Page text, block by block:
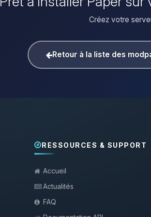
Créez votre
Retour à la liste des
RESSOURCES & SUPPORT
Accueil
Actualités
FAQ